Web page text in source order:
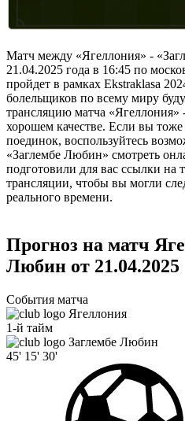
Матч между «Ягеллония» -
21.04.2025 года в 16:45 по
пройдет в рамках Ekstraklasa
болельщиков по всему миру
трансляцию матча
хорошем качестве. Если вы тоже
поединок, воспользуйтесь
«Заглембе Любин» смотреть
подготовили для вас ссылки на
трансляции, чтобы вы могли
реального времени.
Прогноз на матч
Любин от 21.04.2025
События матча
Ягеллония
1-й тайм
Заглембе Любин
45' 15' 30'